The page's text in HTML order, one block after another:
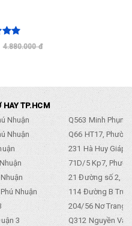
4.880.000 đ
HAY TP.HCM
Nhuận
Q563 Minh
Nhuận
Q66 HT17,
231 Hà Huy Giáp,
71D/5 Kp7,
21 Đường số 2,
Nhuận
114 Đường B
204/56 Nơ Trang
3
Q312 Nguyền